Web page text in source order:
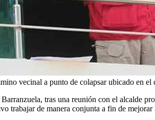
vecinal a punto de colapsar ubicado
tras una reunión con el alcalde
trabajar de manera conjunta a fin de mejorar